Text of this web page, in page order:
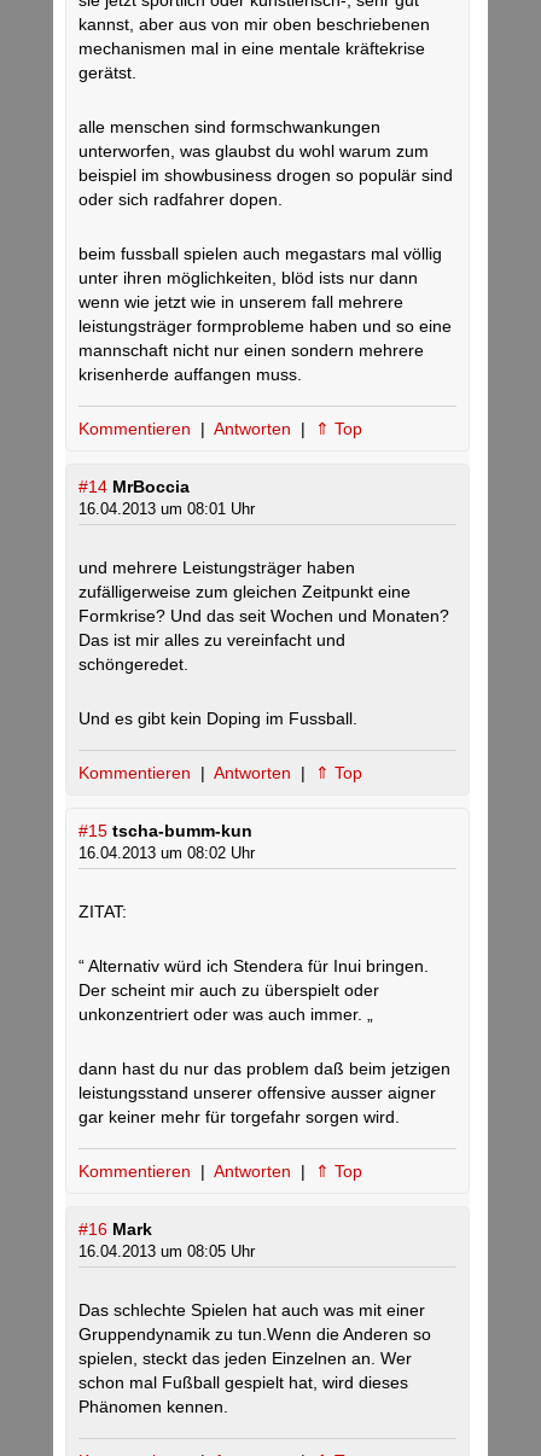
kannst, aber aus von mir oben beschriebenen
mechanismen mal in eine mentale kräftekrise
gerätst.
alle menschen sind formschwankungen
unterworfen, was glaubst du wohl warum zum
beispiel im showbusiness drogen so populär sind
oder sich radfahrer dopen.
beim fussball spielen auch megastars mal völlig
unter ihren möglichkeiten, blöd ists nur dann
wenn wie jetzt wie in unserem fall mehrere
leistungsträger formprobleme haben und so eine
mannschaft nicht nur einen sondern mehrere
krisenherde auffangen muss.
Kommentieren | Antworten | ⇑ Top
#14 MrBoccia
16.04.2013 um 08:01 Uhr
und mehrere Leistungsträger haben
zufälligerweise zum gleichen Zeitpunkt eine
Formkrise? Und das seit Wochen und Monaten?
Das ist mir alles zu vereinfacht und
schöngeredet.
Und es gibt kein Doping im Fussball.
Kommentieren | Antworten | ⇑ Top
#15 tscha-bumm-kun
16.04.2013 um 08:02 Uhr
ZITAT:
“ Alternativ würd ich Stendera für Inui bringen.
Der scheint mir auch zu überspielt oder
unkonzentriert oder was auch immer. „
dann hast du nur das problem daß beim jetzigen
leistungsstand unserer offensive ausser aigner
gar keiner mehr für torgefahr sorgen wird.
Kommentieren | Antworten | ⇑ Top
#16 Mark
16.04.2013 um 08:05 Uhr
Das schlechte Spielen hat auch was mit einer
Gruppendynamik zu tun.Wenn die Anderen so
spielen, steckt das jeden Einzelnen an. Wer
schon mal Fußball gespielt hat, wird dieses
Phänomen kennen.